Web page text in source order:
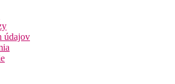
2 reštaurácie (bufetová a maurícijská),
2 bary, bazén, butik
údajov